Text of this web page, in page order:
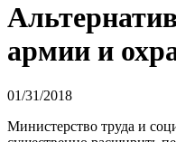
армии и
01/31/2018
Министерство труда и